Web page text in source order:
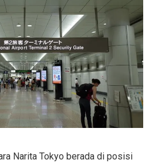
Narita Tokyo berada di posisi